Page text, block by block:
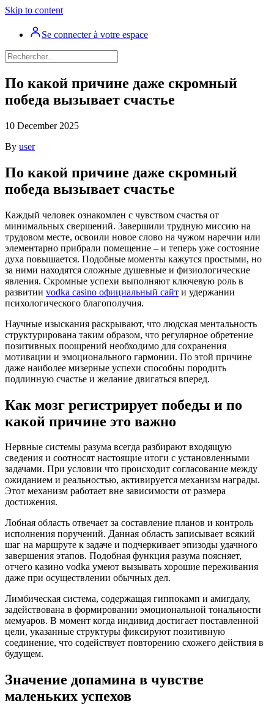
Skip to content
Se connecter à votre espace
По какой причине даже скромный
победа вызывает счастье
10 December 2025
By user
По какой причине даже скромный
победа вызывает счастье
Каждый человек ознакомлен с чувством счастья от
минимальных свершений. Завершили трудную миссию на
трудовом месте, освоили новое слово на чужом наречии или
элементарно прибрали помещение – и теперь уже состояние
духа повышается. Подобные моменты кажутся простыми, но
за ними находятся сложные душевные и физиологические
явления. Скромные успехи выполняют ключевую роль в
развитии vodka casino официальный сайт и удержании
психологического благополучия.
Научные изыскания раскрывают, что людская ментальность
структурирована таким образом, что регулярное обретение
позитивных поощрений необходимо для сохранения
мотивации и эмоционального гармонии. По этой причине
даже наиболее мизерные успехи способны породить
подлинную счастье и желание двигаться вперед.
Как мозг регистрирует победы и по
какой причине это важно
Нервные системы разума всегда разбирают входящую
сведения и соотносят настоящие итоги с установленными
задачами. При условии что происходит согласование между
ожиданием и реальностью, активируется механизм награды.
Этот механизм работает вне зависимости от размера
достижения.
Лобная область отвечает за составление планов и контроль
исполнения поручений. Данная область записывает всякий
шаг на маршруте к задаче и подчеркивает эпизоды удачного
завершения этапов. Подобная функция разума поясняет,
отчего казино vodka умеют вызывать хорошие переживания
даже при осуществлении обычных дел.
Лимбическая система, содержащая гиппокамп и амигдалу,
задействована в формировании эмоциональной тональности
мемуаров. В момент когда индивид достигает поставленной
цели, указанные структуры фиксируют позитивную
соединение, что содействует повторению схожего действия в
будущем.
Значение допамина в чувстве
маленьких успехов